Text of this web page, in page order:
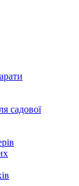
садової